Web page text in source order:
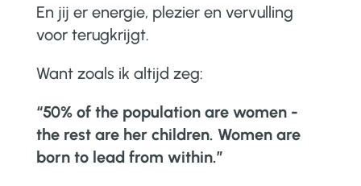
En jij er energie, plezier en vervulling
voor terugkrijgt.
Want zoals ik altijd zeg:
“50% of the population are women -
the rest are her children. Women are
born to lead from within.”